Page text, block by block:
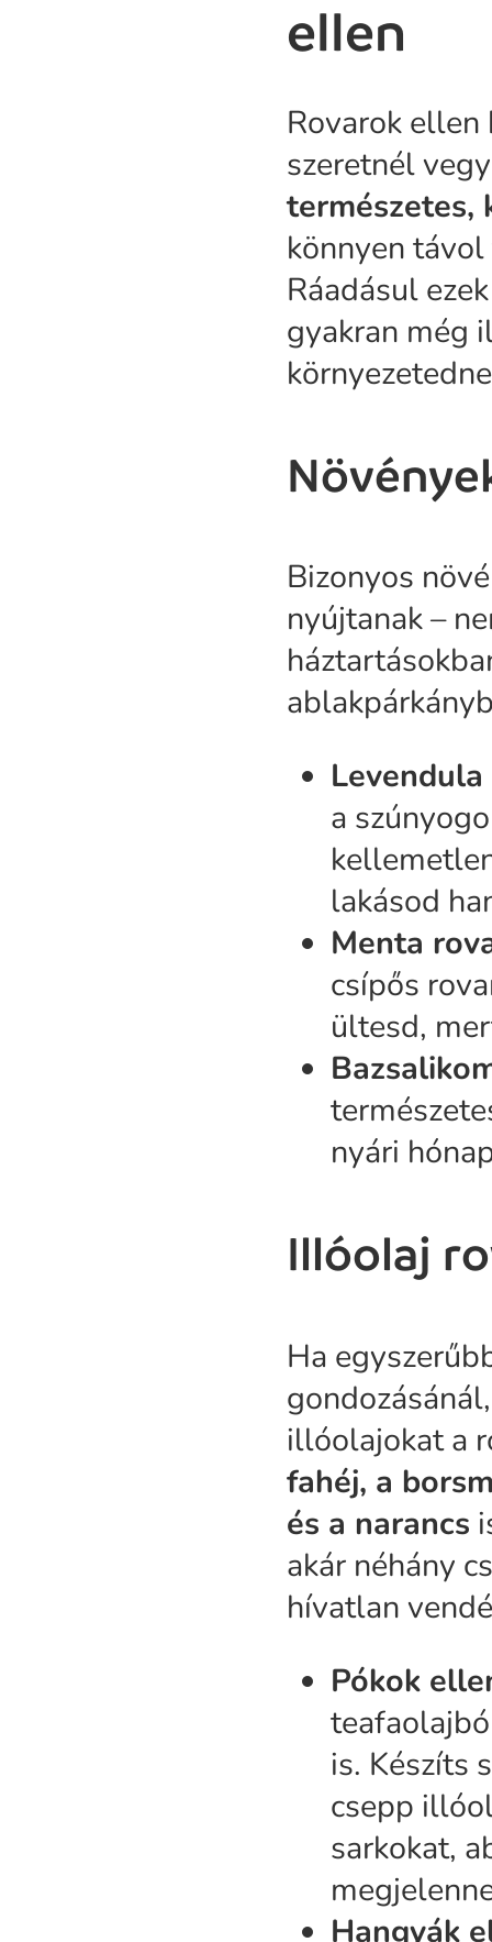
ellen
Rovarok ellen
szeretnél
természetes,
könnyen
Ráadásul
gyakran még
Bizonyos
nyújtanak –
a
lakásod
Menta
csípős
ültesd,
nyári
Illóolaj
Ha
illóolajokat a
fahéj, a
és a narancs
akár néhány
hívatlan
Pókok
is. Készíts
csepp
sarkokat,
Hangyák